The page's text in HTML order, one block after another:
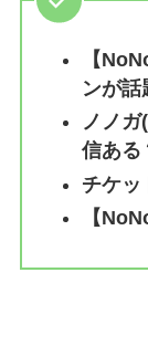
【
ンが話
ノノ
信ある
チケッ
【